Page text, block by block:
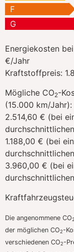
F
G
Energiekosten
€/Jahr
Kraftstoffpreis:
Mögliche CO2-
(15.000 km/Jahr):
2.514,60 € (bei
1.188,00 € (bei
3.960,00 € (bei
Die angenommene CO2
der möglichen CO2-
verschiedenen CO2-